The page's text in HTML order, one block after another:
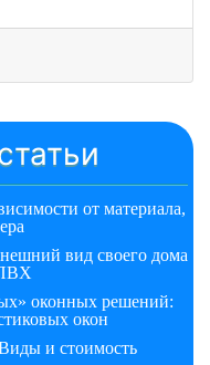
от материала,
вид своего дома
оконных решений:
окон
и стоимость